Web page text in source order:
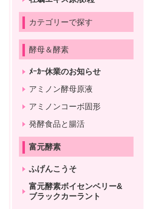
カテゴリーで探す
酵母＆酵素
ﾒｰｶｰ休業のお知らせ
アミノン酵母原液
アミノンコーボ固形
発酵食品と腸活
富元酵素
ふげんこうそ
富元酵素ボイセンベリー&
ブラックカーラント